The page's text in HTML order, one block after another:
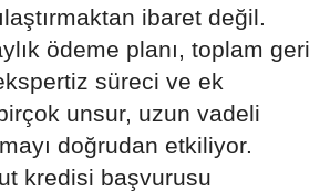
ibaret değil.
ödeme planı, toplam geri
süreci ve ek
unsur, uzun vadeli
doğrudan etkiliyor.
kredisi başvurusu